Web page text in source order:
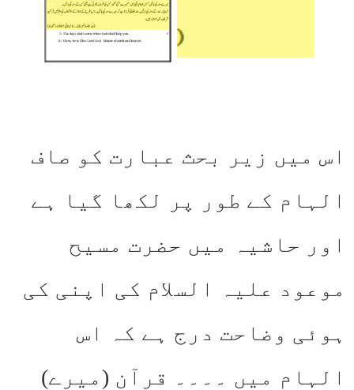
اس میں زیر بحث عبارت کو صاف
الہام کے طور پر لکھا گیا ہے
اور حاشیہ میں حضرت مسیح
موعود علیہ السلام کی اپنی کی
ہوئی وضاحت درج ہے کہ اس
الہام میں ۔۔۔۔ قرآن (میرے)